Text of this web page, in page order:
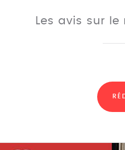
Les avis sur